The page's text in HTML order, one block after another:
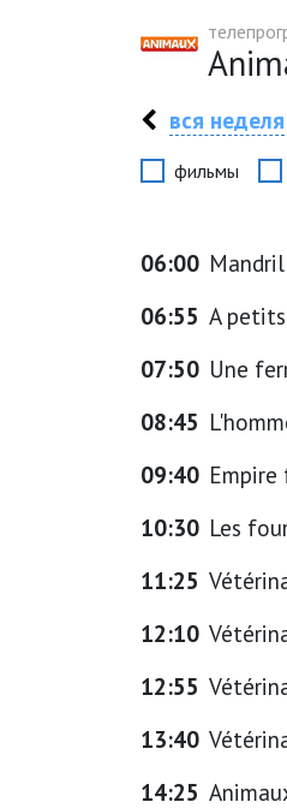
вся неделя
фильмы
06:00
06:55 A
07:50 Une
08:45
09:40
10:30 Les
11:25
12:10
12:55
13:40
14:25